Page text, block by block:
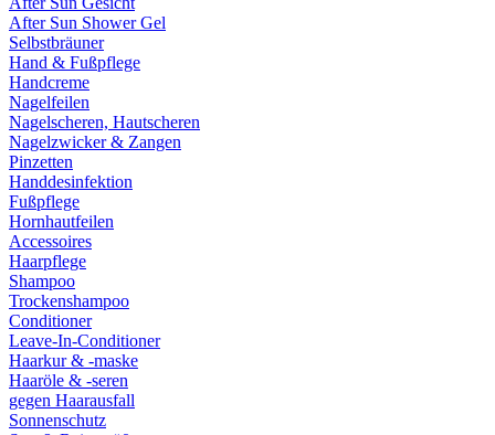
After Sun Shower Gel
Selbstbräuner
Hand & Fußpflege
Handcreme
Nagelfeilen
Nagelscheren, Hautscheren
Nagelzwicker & Zangen
Pinzetten
Handdesinfektion
Fußpflege
Hornhautfeilen
Accessoires
Haarpflege
Shampoo
Trockenshampoo
Conditioner
Leave-In-Conditioner
Haarkur & -maske
Haaröle & -seren
gegen Haarausfall
Sonnenschutz